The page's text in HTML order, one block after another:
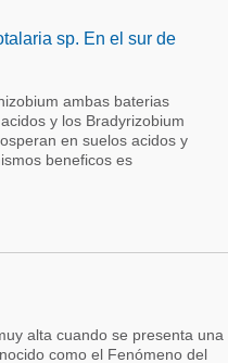
sp. En el sur de
ambas baterias
y los Bradyrizobium
en suelos acidos y
beneficos es
alta cuando se presenta una
como el Fenómeno del